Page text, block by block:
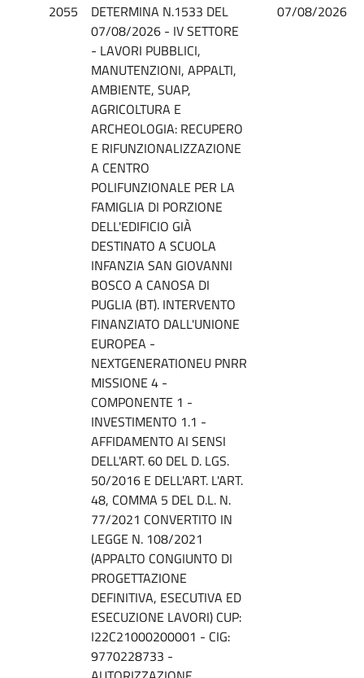
2055
DETERMINA N.1533 DEL
07/08/2026 - IV SETTORE
- LAVORI PUBBLICI,
MANUTENZIONI, APPALTI,
AMBIENTE, SUAP,
AGRICOLTURA E
ARCHEOLOGIA: RECUPERO
E RIFUNZIONALIZZAZIONE
A CENTRO
POLIFUNZIONALE PER LA
FAMIGLIA DI PORZIONE
DELL'EDIFICIO GIÀ
DESTINATO A SCUOLA
INFANZIA SAN GIOVANNI
BOSCO A CANOSA DI
PUGLIA (BT). INTERVENTO
FINANZIATO DALL'UNIONE
EUROPEA -
NEXTGENERATIONEU PNRR
MISSIONE 4 -
COMPONENTE 1 -
INVESTIMENTO 1.1 -
AFFIDAMENTO AI SENSI
DELL'ART. 60 DEL D. LGS.
50/2016 E DELL'ART. L'ART.
48, COMMA 5 DEL D.L. N.
77/2021 CONVERTITO IN
LEGGE N. 108/2021
(APPALTO CONGIUNTO DI
PROGETTAZIONE
DEFINITIVA, ESECUTIVA ED
ESECUZIONE LAVORI) CUP:
I22C21000200001 - CIG:
9770228733 -
07/08/2026